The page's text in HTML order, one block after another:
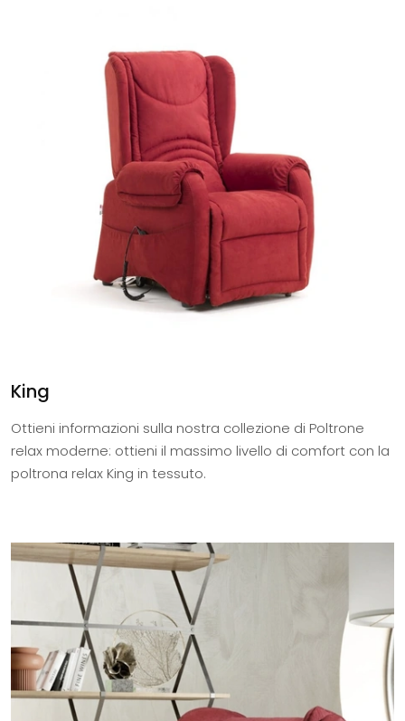
King
Ottieni informazioni sulla nostra collezione di Poltrone
relax moderne: ottieni il massimo livello di comfort con la
poltrona relax King in tessuto.